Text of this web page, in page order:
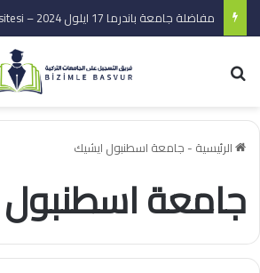
الرئيسية - جامعة اسطنبول ايشيك
جامعة